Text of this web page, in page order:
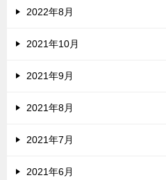
2022年8月
2021年10月
2021年9月
2021年8月
2021年7月
2021年6月